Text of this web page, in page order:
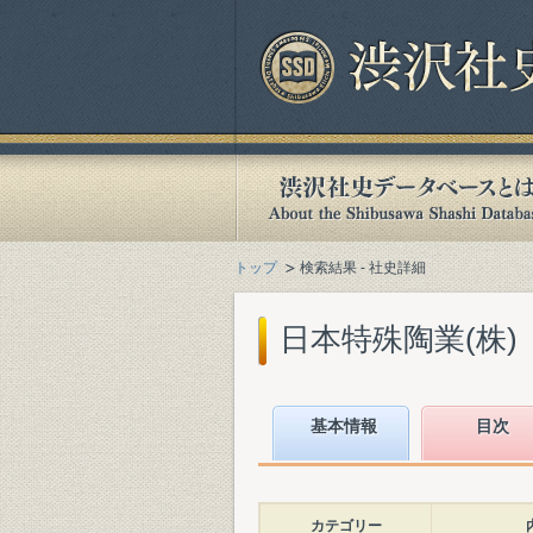
トップ 検索結果 - 社史詳細
日本特殊陶業(株)
基本情報 目次
カテゴリー